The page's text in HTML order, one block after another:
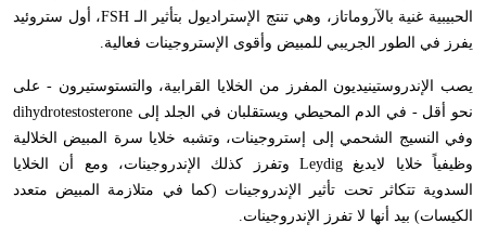
الحبيبية غنية بالآروماتاز، وهي تنتج الإستراديول بتأثير الـ FSH، أول ستروئيد
يفرز في الطور الجريبي للمبيض وأقوى الإستروجينات فعالية.
يصب الإندروستينيديون المفرز من الخلايا القرابية، والتستوستيرون - على
نحو أقل - في الدم المحيطي ويستقلبان في الجلد إلى dihydrotestosterone
وفي النسيج الشحمي إلى إستروجينات، وتشبه خلايا سرة المبيض الخلالية
وظيفياً خلايا لايديغ Leydig وتفرز كذلك الإندروجينات، ومع أن الخلايا
السدوية تتكاثر تحت تأثير الإندروجينات (كما في متلازمة المبيض متعدد
الكيسات) بيد أنها لا تفرز الإندروجينات.